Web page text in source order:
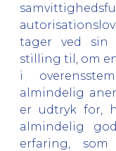
tager ved sin
stilling til, om
i
almindelig
er udtryk for,
almindelig
erfaring,